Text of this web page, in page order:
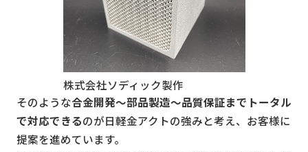
株式会社ソディック製作
そのような合金開発～部品製造～品質保証までトータル
で対応できるのが日軽金アクトの強みと考え、お客様に
提案を進めています。